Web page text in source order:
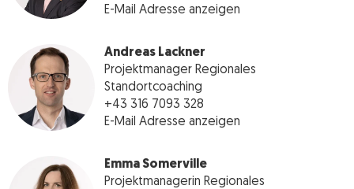
E-Mail Adresse anzeigen
Andreas Lackner
Projektmanager Regionales
Standortcoaching
+43 316 7093 328
E-Mail Adresse anzeigen
Emma Somerville
Projektmanagerin Regionales